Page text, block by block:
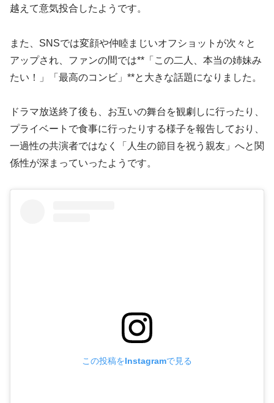
越えて意気投合したようです。
また、SNSでは変顔や仲睦まじいオフショットが次々と
アップされ、ファンの間では**「この二人、本当の姉妹み
たい！」「最高のコンビ」**と大きな話題になりました。
ドラマ放送終了後も、お互いの舞台を観劇しに行ったり、
プライベートで食事に行ったりする様子を報告しており、
一過性の共演者ではなく「人生の節目を祝う親友」へと関
係性が深まっていったようです。
この投稿をInstagramで見る